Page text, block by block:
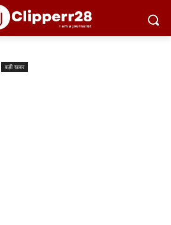
बड़ी खबर